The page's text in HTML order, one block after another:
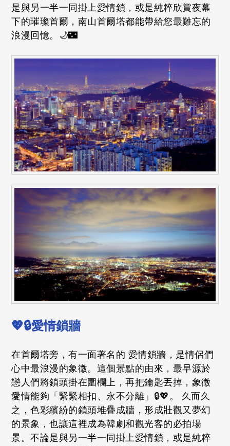
是與另一半一同掛上愛情鎖，或是純粹欣賞夜幕
下的璀璨首爾，南山首爾塔都能帶給您最難忘的
浪漫回憶。🌙🌃
💖🔒愛情鎖牆
在首爾塔旁，有一面著名的 愛情鎖牆，是情侶們
心中最浪漫的象徵。這個景點的由來，最早源於
戀人們將鎖頭掛在圍欄上，再把鑰匙丟掉，象徵
愛情能夠「緊緊相扣、永不分離」🔒💖。 久而久
之，色彩繽紛的鎖頭堆疊成牆，形成壯觀又夢幻
的景象，也讓這裡成為韓劇和觀光客的必拍場
景。不論是與另一半一同掛上愛情鎖，或是純粹